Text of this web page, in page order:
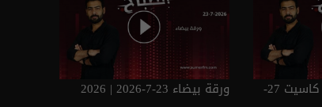
سيرة فاروق هلال - كاسيت 27-
ورقة بيضاء 23-7-2026 | 2026